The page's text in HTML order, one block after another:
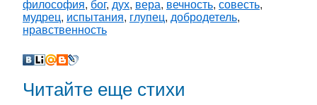
философия, бог, дух, вера, вечность, совесть,
мудрец, испытания, глупец, добродетель,
нравственность
Читайте еще стихи